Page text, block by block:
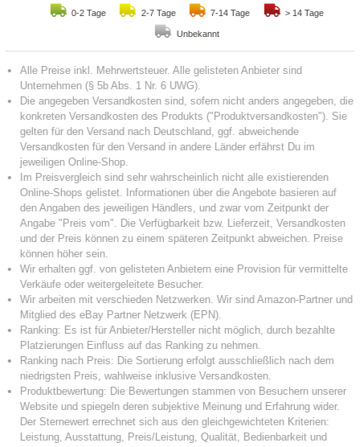
0-2 Tage 2-7 Tage 7-14 Tage > 14 Tage
Unbekannt